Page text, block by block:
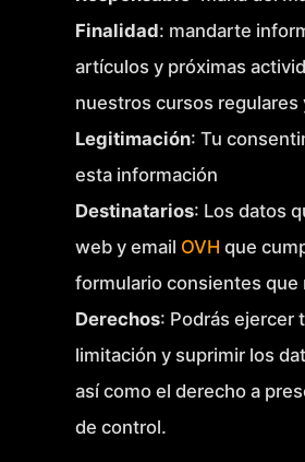
Finalidad: mandarte
artículos y próximas
nuestros cursos regulares
Legitimación: Tu
esta información
Destinatarios: Los datos
web y email OVH que
formulario consientes
Derechos: Podrás ejercer
limitación y suprimir los
así como el derecho a
de control.